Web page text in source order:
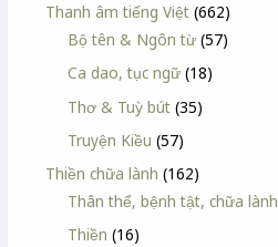
Thanh âm tiếng Việt (662)
Bộ tên & Ngôn từ (57)
Ca dao, tục ngữ (18)
Thơ & Tuỳ bút (35)
Truyện Kiều (57)
Thiền chữa lành (162)
Thân thể, bệnh tật, chữa lành
Thiền (16)